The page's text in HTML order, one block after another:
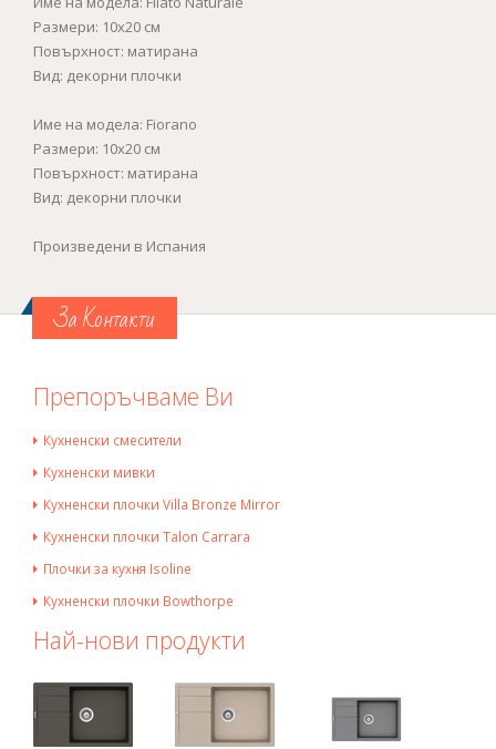
Размери: 10x20 см
Повърхност: матирана
Вид: декорни плочки
Име на модела: Fiorano
Размери: 10x20 см
Повърхност: матирана
Вид: декорни плочки
Произведени в Испания
За Контакти
Препоръчваме Ви
Кухненски смесители
Кухненски мивки
Кухненски плочки Villa Bronze Mirror
Кухненски плочки Talon Carrara
Плочки за кухня Isoline
Кухненски плочки Bowthorpe
Най-нови продукти